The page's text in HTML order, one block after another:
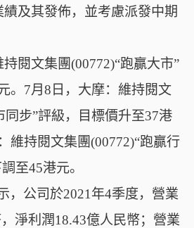
績及其發佈，並考慮派發中期
閱文集團(00772)“跑贏大市”
。7月8日，大摩：維持閱文
同步”評級，目標價升至37港
維持閱文集團(00772)“跑贏行
至45港元。
，公司於2021年4季度，營業
淨利潤18.43億人民幣；營業